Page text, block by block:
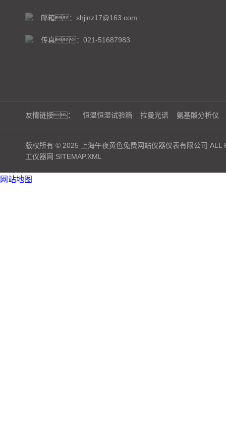
邮箱：shjinz17@163.com
传真：021-51687983
友情链接： 恒温恒湿试验箱 拉曼光谱 氨基酸分析仪
版权所有 © 2025 上海午夜黄色免费网站仪器仪表有限公司 ALL
工仪器网 SITEMAP.XML
网站地图